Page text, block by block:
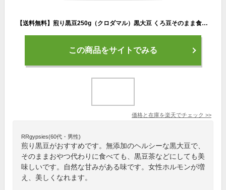
【送料無料】煎り黒豆250g（クロダマル）黒大豆 くろ豆そのまま食べても、黒豆茶・茹でにしても旨い黒豆ダイエットにもお薦めの無添加ヘルシー食材お菓子 小分け 炒り焙煎 ダイエット 大豆タンパク お取り寄せグルメ エシカルフード プロテインフード
この商品をサイトでみる
価格と在庫を楽天でチェック >>
RRgypsies(60代・男性)
煎り黒豆がおすすめです。無添加のヘルシーな黒大豆で、
そのままおやつ代わりに食べても、黒豆茶などにしても美
味しいです。自然な甘みがある味です。女性ホルモンが増
え、美しくなれます。